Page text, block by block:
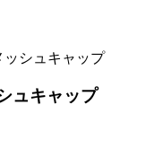
ュキャップ